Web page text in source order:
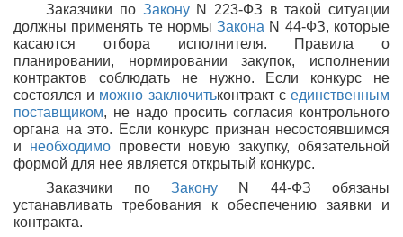
Заказчики по ЗаконуN 223-ФЗ в такой ситуации
должны применять те нормыЗакона N 44-ФЗ, которые
касаются отбора исполнителя. Правила о
планировании, нормировании закупок, исполнении
контрактов соблюдать не нужно. Если конкурс не
состоялся и можно заключитьконтракт сединственным
поставщиком, не надо просить согласия контрольного
органа на это. Если конкурс признан несостоявшимся
и необходимопровести новую закупку, обязательной
формой для нее является открытый конкурс.
Заказчики поЗакону N 44-ФЗ обязаны
устанавливать требования к обеспечению заявки и
контракта.